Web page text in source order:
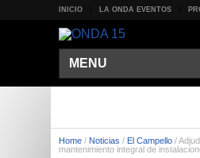
INICIO LA ONDA EVENTOS
MENU
Home / Noticias / El Campello /
mantenimiento integral de